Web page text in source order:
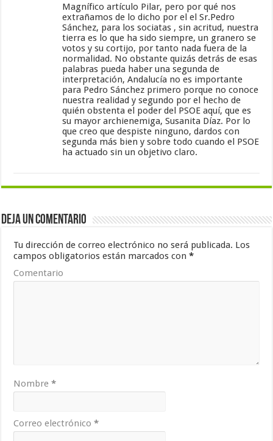
Magnífico artículo Pilar, pero por qué nos
extrañamos de lo dicho por el el Sr.Pedro
Sánchez, para los sociatas , sin acritud, nuestra
tierra es lo que ha sido siempre, un granero se
votos y su cortijo, por tanto nada fuera de la
normalidad. No obstante quizás detrás de esas
palabras pueda haber una segunda de
interpretación, Andalucía no es importante
para Pedro Sánchez primero porque no conoce
nuestra realidad y segundo por el hecho de
quién obstenta el poder del PSOE aquí​, que es
su mayor archienemiga, Susanita Díaz. Por lo
que creo que despiste ninguno, dardos con
segunda más bien y sobre todo cuando el PSOE
ha actuado sin un objetivo claro.
Deja un comentario
Tu dirección de correo electrónico no será publicada. Los
campos obligatorios están marcados con*
Comentario
Nombre*
Correo electrónico*